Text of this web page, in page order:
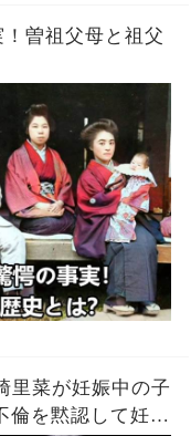
曽祖父母と祖父
里菜が妊娠中の子
倫を黙認して妊娠